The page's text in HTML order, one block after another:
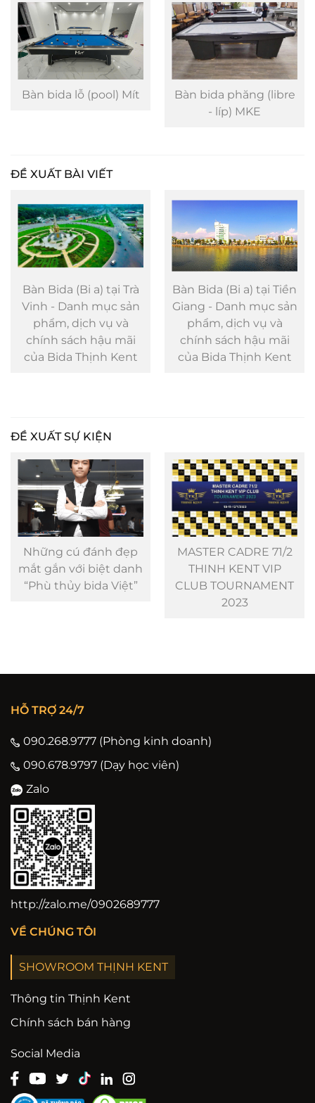
Bàn bida lỗ (pool) Mít
Bàn bida phăng (libre
- líp) MKE
ĐỀ XUẤT BÀI VIẾT
Bàn Bida (Bi a) tại Trà
Vinh - Danh mục sản
phẩm, dịch vụ và
chính sách hậu mãi
của Bida Thịnh Kent
Bàn Bida (Bi a) tại Tiền
Giang - Danh mục sản
phẩm, dịch vụ và
chính sách hậu mãi
của Bida Thịnh Kent
ĐỀ XUẤT SỰ KIỆN
Những cú đánh đẹp
mắt gắn với biệt danh
“Phù thủy bida Việt”
MASTER CADRE 71/2
THINH KENT VIP
CLUB TOURNAMENT
2023
HỖ TRỢ 24/7
090.268.9777 (Phòng kinh doanh)
090.678.9797 (Dạy học viên)
Zalo
http://zalo.me/0902689777
VỀ CHÚNG TÔI
SHOWROOM THỊNH KENT
Thông tin Thịnh Kent
Chính sách bán hàng
Social Media